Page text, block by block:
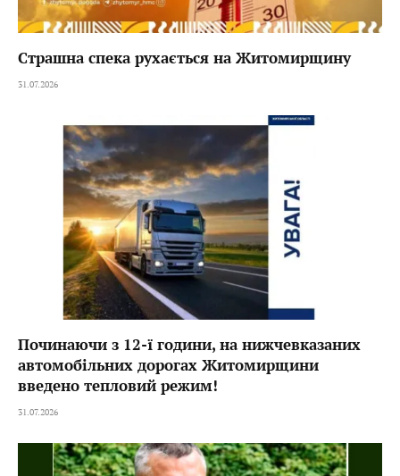
Страшна спека рухається на Житомирщину
31.07.2026
Починаючи з 12-ї години, на нижчевказаних
автомобільних дорогах Житомирщини
введено тепловий режим!
31.07.2026